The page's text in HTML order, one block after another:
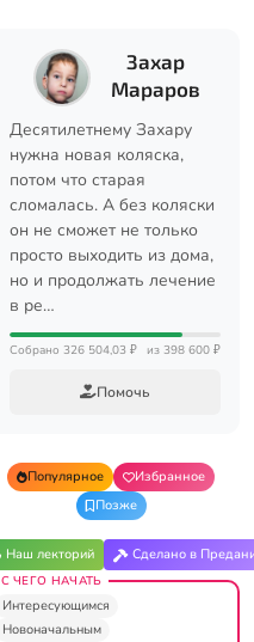
Захар
Мараров
Десятилетнему Захару
нужна новая коляска,
потом что старая
сломалась. А без коляски
он не сможет не только
просто выходить из дома,
но и продолжать лечение
в ре…
Собрано 326 504,03 ₽ из 398 600 ₽
Помочь
Популярное
Избранное
Позже
Наш лекторий Сделано в
С ЧЕГО НАЧАТЬ
Интересующимся
Новоначальным